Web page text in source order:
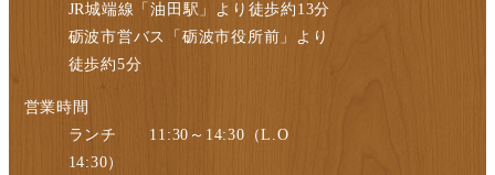
JR城端線「油田駅」より徒歩約13分
砺波市営バス「砺波市役所前」より
徒歩約5分
営業時間
ランチ 11:30～14:30（L.O
14:30）